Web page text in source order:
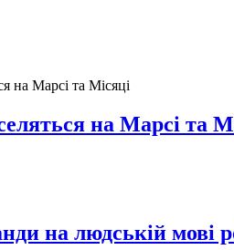
на Марсі та
на людській мові